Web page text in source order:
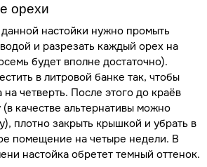
орехи
настойки нужно промыть
и разрезать каждый орех на
будет вполне достаточно).
в литровой банке так, чтобы
четверть. После этого до краёв
качестве альтернативы можно
плотно закрыть крышкой и убрать в
помещение на четыре недели. В
настойка обретет темный оттенок.